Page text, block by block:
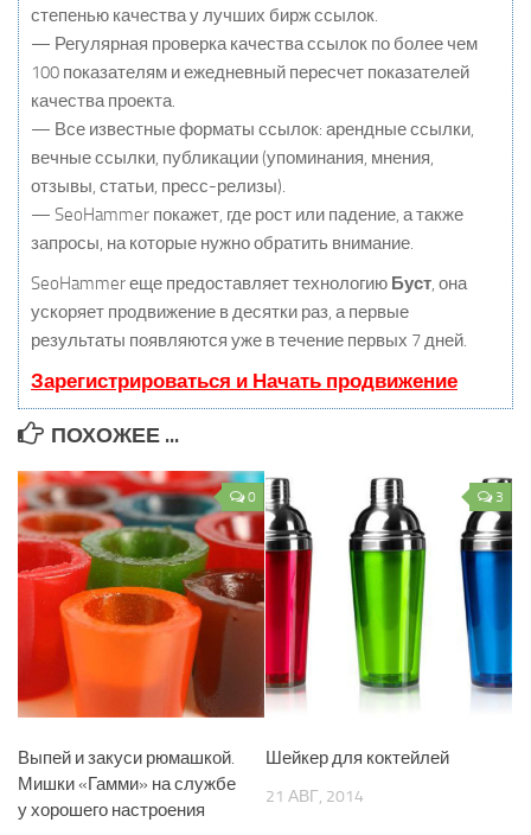
степенью качества у лучших бирж ссылок.
— Регулярная проверка качества ссылок по более чем
100 показателям и ежедневный пересчет показателей
качества проекта.
— Все известные форматы ссылок: арендные ссылки,
вечные ссылки, публикации (упоминания, мнения,
отзывы, статьи, пресс-релизы).
— SeoHammer покажет, где рост или падение, а также
запросы, на которые нужно обратить внимание.
SeoHammer еще предоставляет технологию Буст, она
ускоряет продвижение в десятки раз, а первые
результаты появляются уже в течение первых 7 дней.
Зарегистрироваться и Начать продвижение
ПОХОЖЕЕ ...
0
Выпей и закуси рюмашкой.
Мишки «Гамми» на службе
у хорошего настроения
3
Шейкер для коктейлей
21 АВГ, 2014